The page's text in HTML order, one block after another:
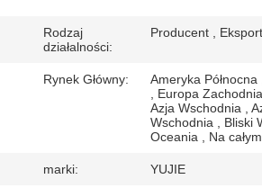
KONTROLA
SKONTAKTUJ
Rodzaj
działalności:
Producent ,
Rynek Główny:
Ameryka
, Europa
Azja Wschodnia ,
Wschodnia , Bliski
Oceania , Na
marki: YUJIE